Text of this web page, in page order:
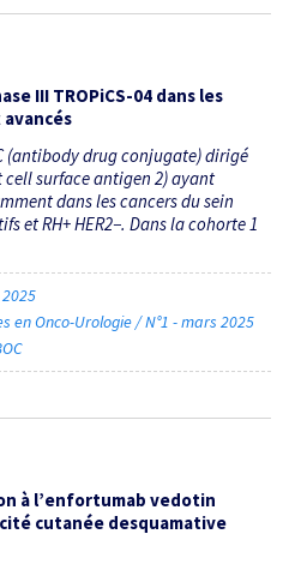
III TROPiCS-04 dans les
(antibody drug conjugate) dirigé
surface antigen 2) ayant
dans les cancers du sein
et RH+ HER2−. Dans la cohorte 1
en Onco-Urologie / N°1 - mars 2025
à l’enfortumab vedotin
cutanée desquamative